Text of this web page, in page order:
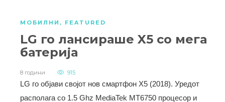
МОБИЛНИ , FEATURED
LG го лансираше X5 со мега
батерија
8 години 915
LG го објави својот нов смартфон X5 (2018). Уредот
располага со 1.5 Ghz MediaTek MT6750 процесор и